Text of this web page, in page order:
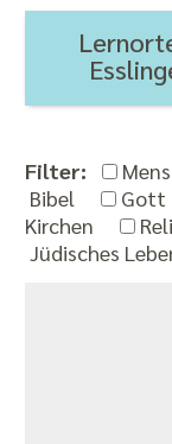
Filter:
Bibel
Gott
Kirchen
Jüdisches